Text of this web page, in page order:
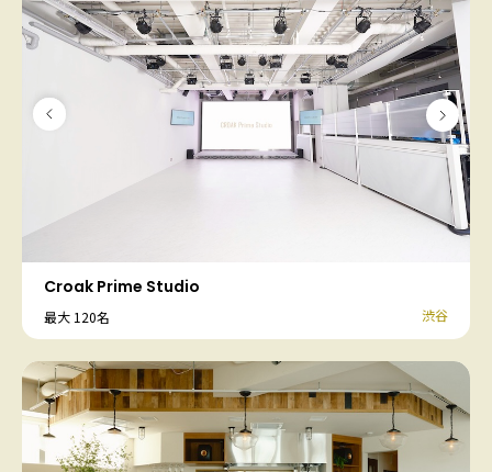
Croak Prime Studio
最大 120名 渋谷